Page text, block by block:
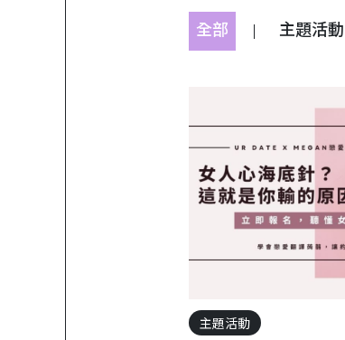
全部 主題活動
主題活動